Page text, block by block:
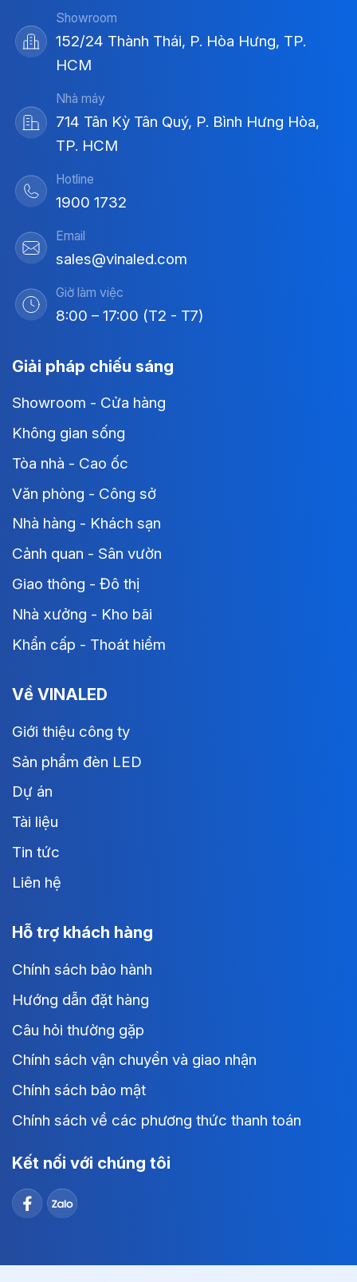
Showroom
152/24 Thành Thái, P. Hòa Hưng, TP.
HCM
Nhà máy
714 Tân Kỳ Tân Quý, P. Bình Hưng Hòa,
TP. HCM
Hotline
1900 1732
Email
sales@vinaled.com
Giờ làm việc
8:00 – 17:00 (T2 - T7)
Giải pháp chiếu sáng
Showroom - Cửa hàng
Không gian sống
Tòa nhà - Cao ốc
Văn phòng - Công sở
Nhà hàng - Khách sạn
Cảnh quan - Sân vườn
Giao thông - Đô thị
Nhà xưởng - Kho bãi
Khẩn cấp - Thoát hiểm
Về VINALED
Giới thiệu công ty
Sản phẩm đèn LED
Dự án
Tài liệu
Tin tức
Liên hệ
Hỗ trợ khách hàng
Chính sách bảo hành
Hướng dẫn đặt hàng
Câu hỏi thường gặp
Chính sách vận chuyển và giao nhận
Chính sách bảo mật
Chính sách về các phương thức thanh toán
Kết nối với chúng tôi